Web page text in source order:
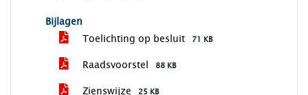
Bijlagen
Toelichting op besluit
71 KB
Raadsvoorstel 88 KB
Zienswijze 25 KB